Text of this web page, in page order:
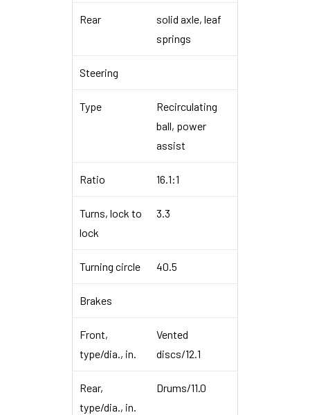
Rear
solid axle, leaf
springs
Steering
Type
Recirculating
ball, power
assist
Ratio 16.1:1
Turns, lock to
lock
3.3
Turning circle 40.5
Brakes
Front,
type/dia., in.
Vented
discs/12.1
Rear,
type/dia., in.
Drums/11.0